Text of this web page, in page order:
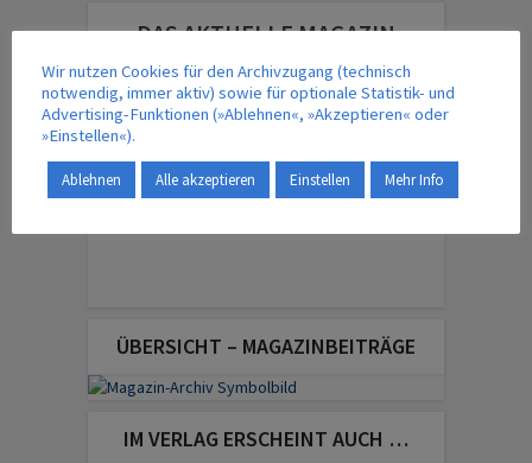
DAS AKTUELLE MAGAZIN
ÜBERSICHT – MAGAZINBEITRÄGE
IM VERLAG ERSCHEINT AUCH …
Wir nutzen Cookies für den Archivzugang (technisch
notwendig, immer aktiv) sowie für optionale Statistik- und
Advertising-Funktionen (»Ablehnen«, »Akzeptieren« oder
»Einstellen«).
Ablehnen Alle akzeptieren Einstellen Mehr Info